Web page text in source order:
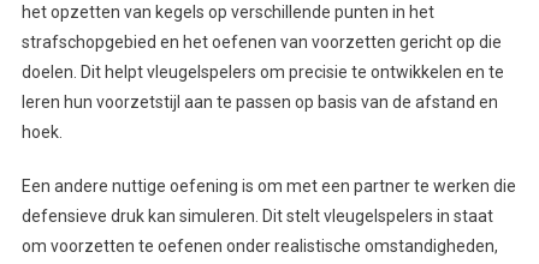
het opzetten van kegels op verschillende punten in het
strafschopgebied en het oefenen van voorzetten gericht op die
doelen. Dit helpt vleugelspelers om precisie te ontwikkelen en te
leren hun voorzetstijl aan te passen op basis van de afstand en
hoek.
Een andere nuttige oefening is om met een partner te werken die
defensieve druk kan simuleren. Dit stelt vleugelspelers in staat
om voorzetten te oefenen onder realistische omstandigheden,